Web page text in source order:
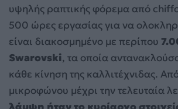
υψηλής ραπτικής φόρεμα από
500 ώρες εργασίας για να
είναι διακοσμημένο με περίπου
Swarovski, τα οποία
κάθε κίνηση της καλλιτέχνιδας.
μικροφώνου μέχρι την τελευταία